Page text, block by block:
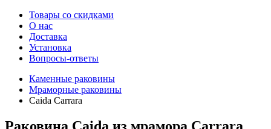
Товары со скидками
О нас
Доставка
Установка
Вопросы-ответы
Каменные раковины
Мраморные раковины
Caida Carrara